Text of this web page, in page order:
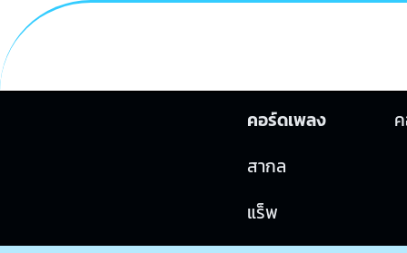
คอร์ดเพลง
สากล
แร็พ